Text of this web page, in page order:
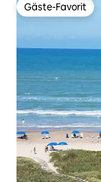
Gäste-Favorit
Gäste-Favorit